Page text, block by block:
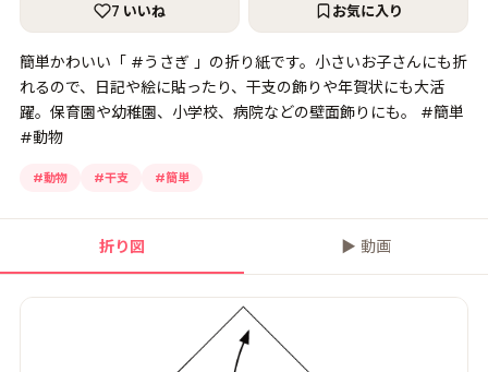
7 いいね お気に入り
簡単かわいい「 #うさぎ 」の折り紙です。小さいお子さんにも折
れるので、日記や絵に貼ったり、干支の飾りや年賀状にも大活
躍。保育園や幼稚園、小学校、病院などの壁面飾りにも。 #簡単
#動物
#動物 #干支 #簡単
折り図 ▶ 動画